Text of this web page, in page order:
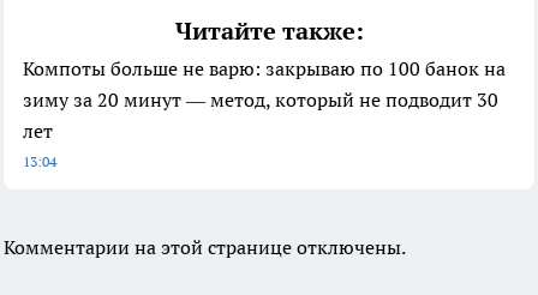
Читайте также:
Компоты больше не варю: закрываю по 100 банок на
зиму за 20 минут — метод, который не подводит 30
лет
13:04
Комментарии на этой странице отключены.